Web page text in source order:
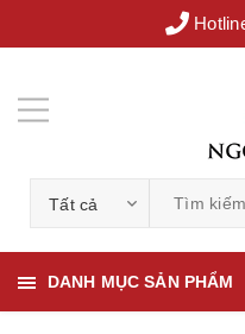
Tất cả
DANH MỤC SẢN PHẨM